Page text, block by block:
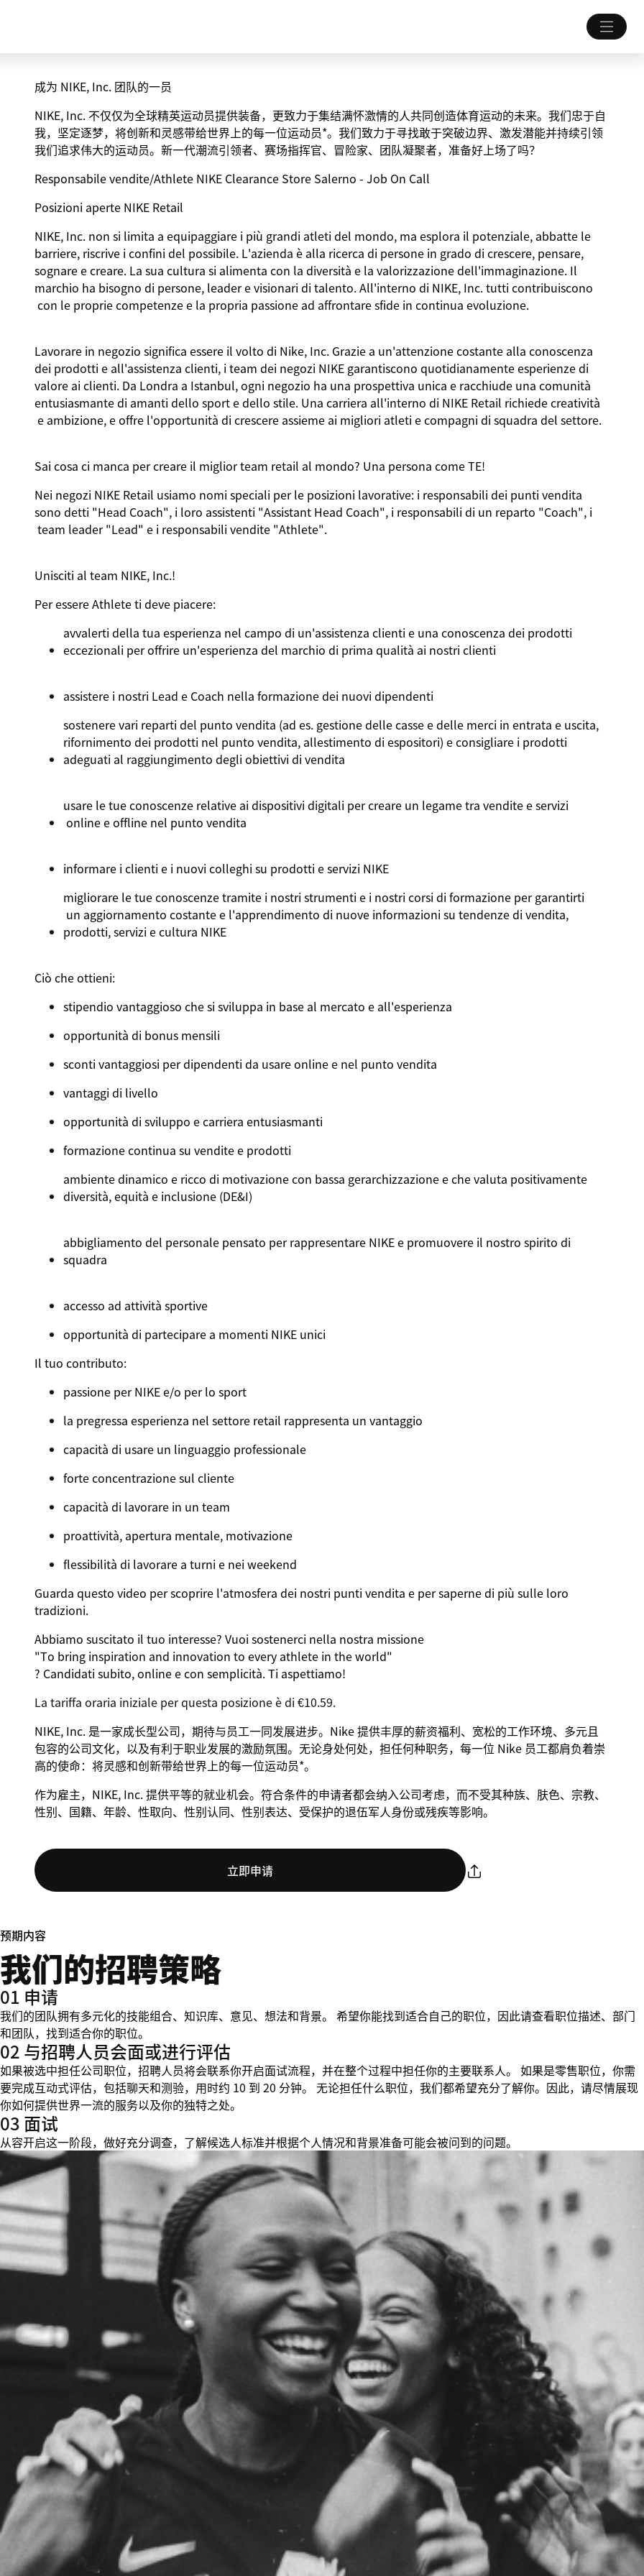
Athlete
成为 NIKE, Inc. 团队的一员
NIKE, Inc. 不仅仅为全球精英运动员提供装备，更致力于集结满怀激情的人共同创造体育运动的未来。我们忠于自
我，坚定逐梦，将创新和灵感带给世界上的每一位运动员*。我们致力于寻找敢于突破边界、激发潜能并持续引领
我们追求伟大的运动员。新一代潮流引领者、赛场指挥官、冒险家、团队凝聚者，准备好上场了吗？
Responsabilevendite/Athlete NIKE Clearance Store Salerno - Job On Call
Posizioni aperte NIKE Retail
NIKE, Inc. non si limita a equipaggiare i più grandi atleti del mondo, ma esplora il potenziale, abbatte le
barriere, riscrive i confini del possibile. L'azienda è alla ricerca di persone in grado di crescere, pensare,
sognareecreare. La sua cultura si alimenta con la diversità e la valorizzazionedell'immaginazione. Il
marchio ha bisogno di persone, leader evisionari di talento.All'interno di NIKE, Inc. tutti contribuiscono
con le propriecompetenzee la propria passione ad affrontaresfide in continua evoluzione.
Lavorare in negozio significa essere il volto di Nike, Inc. Grazie a un'attenzionecostante alla conoscenza
dei prodotti e all'assistenza clienti, i team dei negozi NIKE garantiscono quotidianamenteesperienzedi
valore ai clienti. Da Londra a Istanbul, ogni negozio ha una prospettiva unica e racchiude una comunità
entusiasmantedi amanti dello sport edello stile. Una carriera all'interno di NIKE Retail richiedecreatività
e ambizione, eoffre l'opportunità di crescere assieme ai migliori atleti ecompagni di squadra del settore.
Sai cosa ci manca percreare il migliorteam retail al mondo? Una persona comeTE!
Nei negozi NIKE Retail usiamo nomi speciali per le posizioni lavorative: i responsabili dei punti vendita
sono detti "Head Coach", i loro assistenti "Assistant Head Coach", i responsabili di un reparto "Coach", i
team leader "Lead" e i responsabili vendite "Athlete".
Unisciti al team NIKE, Inc.!
PeressereAthleteti deve piacere:
avvalerti della tua esperienza nel campo di un'assistenza clienti e una conoscenza dei prodotti
eccezionali peroffrire un'esperienza del marchio di prima qualità ai nostri clienti
assistere i nostri Lead e Coach nella formazionedei nuovi dipendenti
sostenerevari reparti del punto vendita (ad es. gestionedellecassee delle merci in entrata e uscita,
rifornimento dei prodotti nel punto vendita, allestimento di espositori) econsigliare i prodotti
adeguati al raggiungimento degli obiettivi di vendita
usare letueconoscenze relative ai dispositivi digitali percreare un legametra venditeeservizi
online e offline nel punto vendita
informare i clienti e i nuovi colleghi su prodotti eservizi NIKE
migliorare letueconoscenzetramite i nostri strumenti e i nostri corsi di formazione per garantirti
un aggiornamento costantee l'apprendimento di nuove informazioni su tendenzedi vendita,
prodotti,servizi ecultura NIKE
Ciò cheottieni:
stipendio vantaggioso chesi sviluppa in base al mercato e all'esperienza
opportunità di bonus mensili
sconti vantaggiosi perdipendenti da usareonline e nel punto vendita
vantaggi di livello
opportunità di sviluppo ecarriera entusiasmanti
formazionecontinua su venditee prodotti
ambientedinamico e ricco di motivazionecon bassa gerarchizzazioneechevaluta positivamente
diversità,equità e inclusione (DE&I)
abbigliamento del personale pensato per rappresentare NIKE e promuovere il nostro spirito di
squadra
accesso ad attività sportive
opportunità di partecipare a momenti NIKE unici
Il tuo contributo:
passione per NIKE e/o per lo sport
la pregressa esperienza nel settore retail rappresenta un vantaggio
capacità di usare un linguaggio professionale
forteconcentrazionesul cliente
capacità di lavorare in un team
proattività, apertura mentale, motivazione
flessibilità di lavorare a turni e nei weekend
Guarda questo video perscoprire l'atmosfera dei nostri punti vendita e persapernedi più sulle loro
tradizioni.
Abbiamo suscitato il tuo interesse? Vuoi sostenerci nella nostra missione
"To bring inspiration and innovation to every athlete in the world"
? Candidati subito, online e con semplicità. Ti aspettiamo!
La tariffa oraria iniziale per questa posizione è di €10.59.
NIKE, Inc. 是一家成长型公司，期待与员工一同发展进步。Nike 提供丰厚的薪资福利、宽松的工作环境、多元且
包容的公司文化，以及有利于职业发展的激励氛围。无论身处何处，担任何种职务，每一位 Nike 员工都肩负着崇
高的使命：将灵感和创新带给世界上的每一位运动员*。
作为雇主，NIKE, Inc. 提供平等的就业机会。符合条件的申请者都会纳入公司考虑，而不受其种族、肤色、宗教、
性别、国籍、年龄、性取向、性别认同、性别表达、受保护的退伍军人身份或残疾等影响。
立即申请
预期内容
我们的招聘策略
01 申请
我们的团队拥有多元化的技能组合、知识库、意见、想法和背景。 希望你能找到适合自己的职位，因此请查看职位描述、部门
和团队，找到适合你的职位。
02 与招聘人员会面或进行评估
如果被选中担任公司职位，招聘人员将会联系你开启面试流程，并在整个过程中担任你的主要联系人。 如果是零售职位，你需
要完成互动式评估，包括聊天和测验，用时约 10 到 20 分钟。 无论担任什么职位，我们都希望充分了解你。因此，请尽情展现
你如何提供世界一流的服务以及你的独特之处。
03 面试
从容开启这一阶段，做好充分调查，了解候选人标准并根据个人情况和背景准备可能会被问到的问题。